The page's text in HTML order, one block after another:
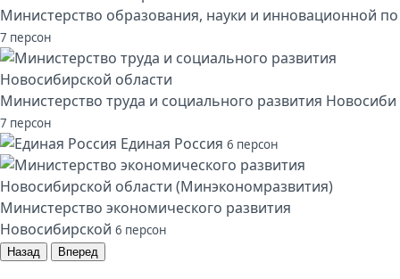
Министерство образования, науки и инновационной по
7 персон
Министерство труда и социального развития Новосиби
7 персон
Единая Россия 6 персон
Министерство экономического развития
Новосибирской 6 персон
Назад Вперед